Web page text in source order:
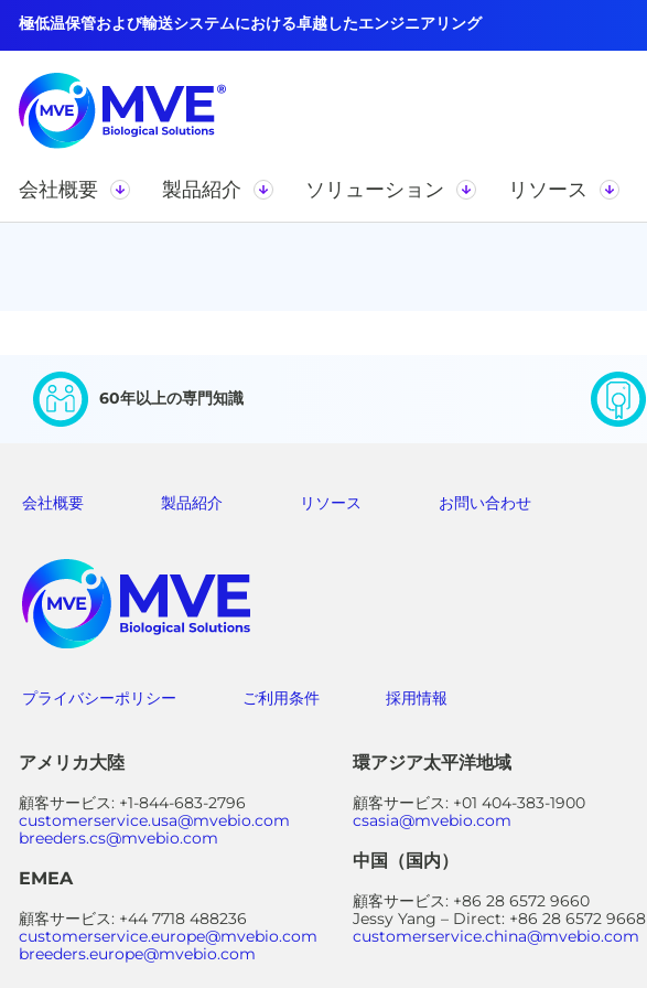
極低温保管および輸送システムにおける卓越したエンジニアリング
会社概要 製品紹介 ソリューション リソース
60年以上の専門知識
会社概要 製品紹介 リソース お問い合わせ
プライバシーポリシー ご利用条件 採用情報
アメリカ大陸
顧客サービス: +1-844-683-2796
customerservice.usa@mvebio.com
breeders.cs@mvebio.com
EMEA
顧客サービス: +44 7718 488236
customerservice.europe@mvebio.com
breeders.europe@mvebio.com
環アジア太平洋地域
顧客サービス: +01 404-383-1900
csasia@mvebio.com
中国（国内）
顧客サービス: +86 28 6572 9660
Jessy Yang – Direct: +86 28 6572 9668
customerservice.china@mvebio.com